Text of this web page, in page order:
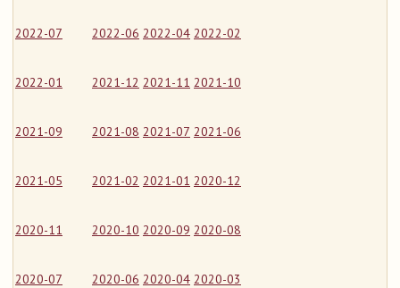
2022-07 2022-06 2022-04 2022-02
2022-01 2021-12 2021-11 2021-10
2021-09 2021-08 2021-07 2021-06
2021-05 2021-02 2021-01 2020-12
2020-11 2020-10 2020-09 2020-08
2020-07 2020-06 2020-04 2020-03